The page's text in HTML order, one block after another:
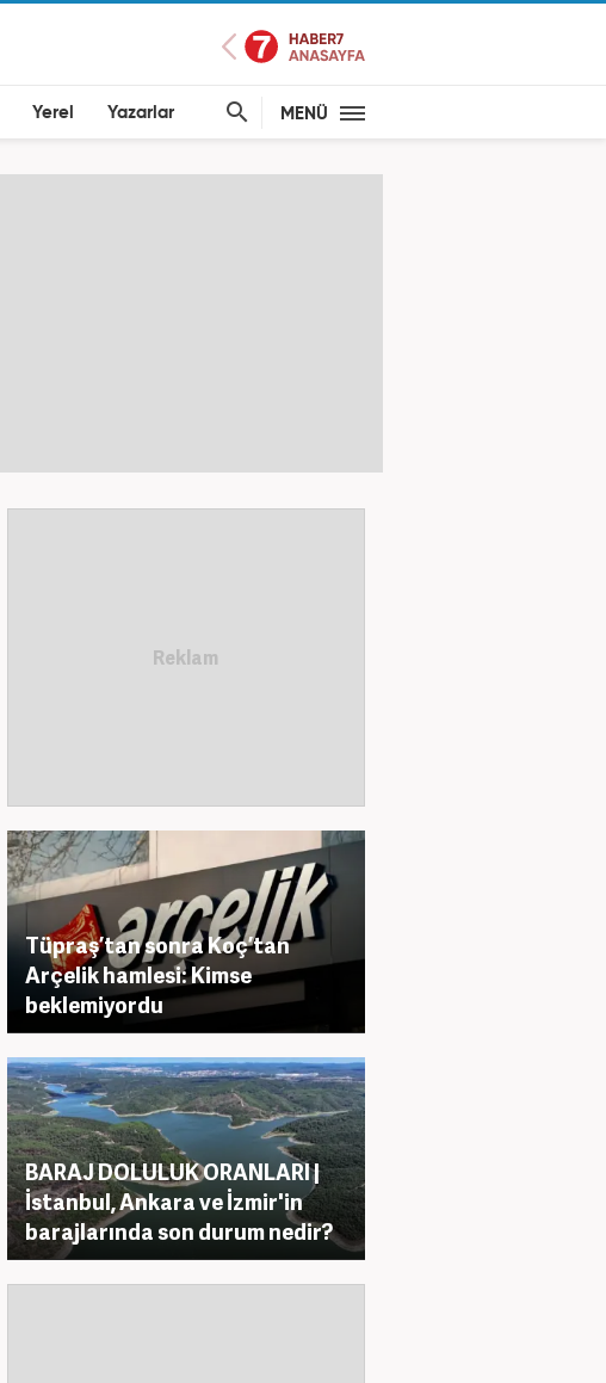
Yerel Yazarlar MENÜ
Tüpraş’tan sonra Koç’tan
Arçelik hamlesi: Kimse
beklemiyordu
BARAJ DOLULUK ORANLARI |
İstanbul, Ankara ve İzmir'in
barajlarında son durum nedir?